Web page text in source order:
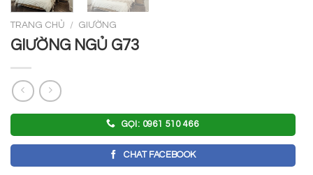
TRANG CHỦ / GIƯỜNG
GIƯỜNG NGỦ G73
GỌI: 0961 510 466
CHAT FACEBOOK